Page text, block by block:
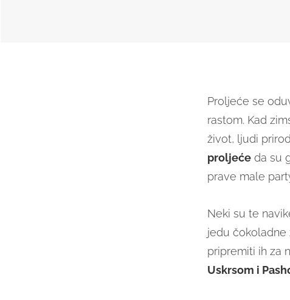
Proljeće se
rastom. Kad
život, ljudi
proljećeda su
prave male
Neki su te
jedu čokoladne
pripremiti ih za
Uskrsom i